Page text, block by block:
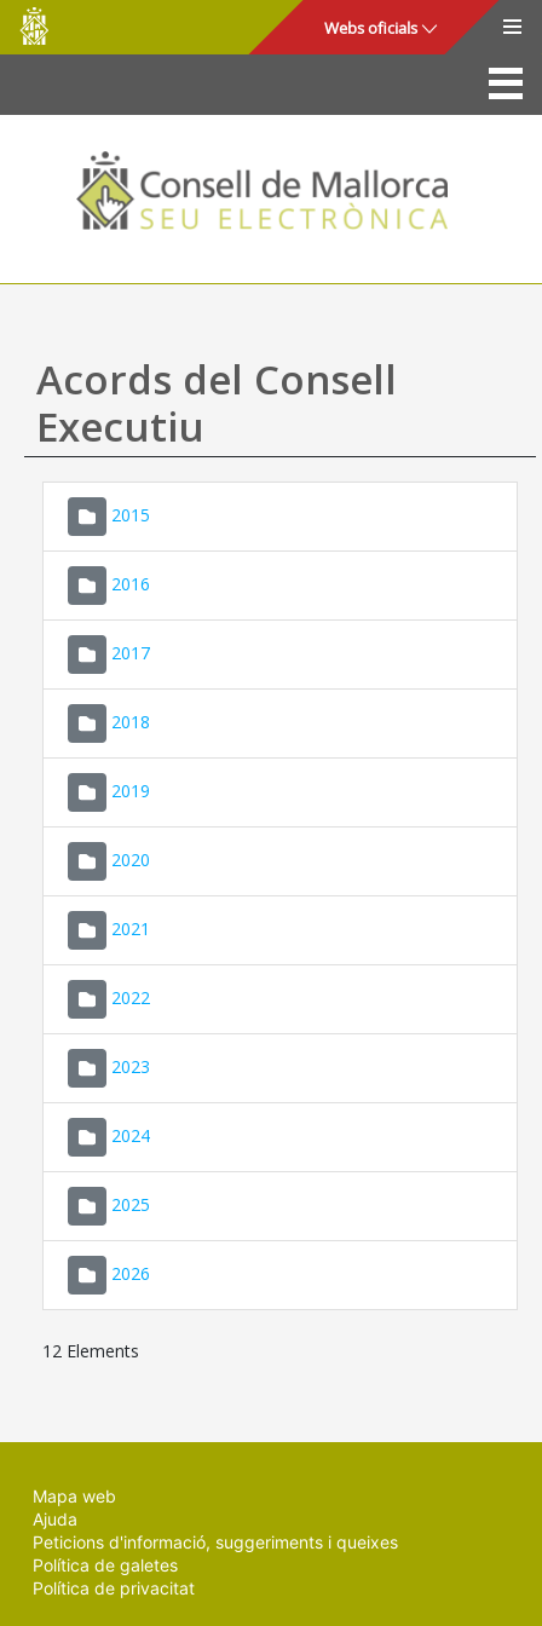
Salta al contingut principal
Consell
de
Mallorca
Webs oficials
La Seu
Consell de Mallorca
Accés i seguretat
Utilitats
Ajuda
Acords del Consell
Executiu
2015
2016
2017
2018
2019
2020
2021
2022
2023
2024
2025
2026
12 Elements
Mapa web
Ajuda
Peticions d'informació, suggeriments i queixes
Política de galetes
Política de privacitat